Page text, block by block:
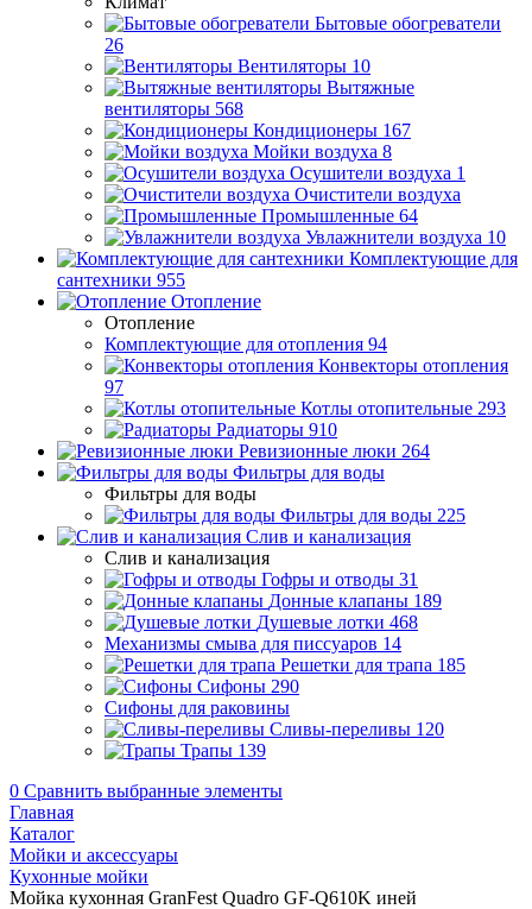
Бытовые обогреватели
26
Вентиляторы 10
Вытяжные
вентиляторы 568
Кондиционеры 167
Мойки воздуха 8
Осушители воздуха 1
Очистители воздуха
Промышленные 64
Увлажнители воздуха 10
Комплектующие для
сантехники 955
Отопление
Отопление
Комплектующие для отопления 94
Конвекторы отопления
97
Котлы отопительные 293
Радиаторы 910
Ревизионные люки 264
Фильтры для воды
Фильтры для воды
Фильтры для воды 225
Слив и канализация
Слив и канализация
Гофры и отводы 31
Донные клапаны 189
Душевые лотки 468
Механизмы смыва для писсуаров 14
Решетки для трапа 185
Сифоны 290
Сифоны для раковины
Сливы-переливы 120
Трапы 139
0 Сравнить выбранные элементы
Главная
Каталог
Мойки и аксессуары
Кухонные мойки
Мойка кухонная GranFest Quadro GF-Q610K иней